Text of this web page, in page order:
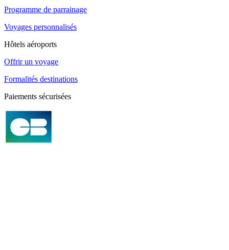
Programme de parrainage
Voyages personnalisés
Hôtels aéroports
Offrir un voyage
Formalités destinations
Paiements sécurisées